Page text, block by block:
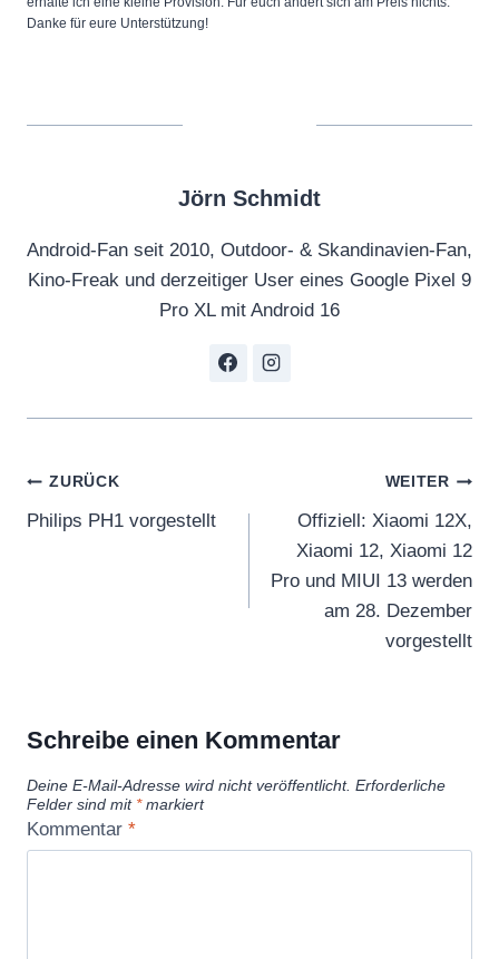
Danke für eure Unterstützung!
Jörn Schmidt
Android-Fan seit 2010, Outdoor- & Skandinavien-Fan,
Kino-Freak und derzeitiger User eines Google Pixel 9
Pro XL mit Android 16
Beitragsnavigation
ZURÜCK
Philips PH1 vorgestellt
WEITER
Offiziell: Xiaomi 12X,
Xiaomi 12, Xiaomi 12
Pro und MIUI 13 werden
am 28. Dezember
vorgestellt
Schreibe einen Kommentar
Deine E-Mail-Adresse wird nicht veröffentlicht. Erforderliche
Felder sind mit *markiert
Kommentar *